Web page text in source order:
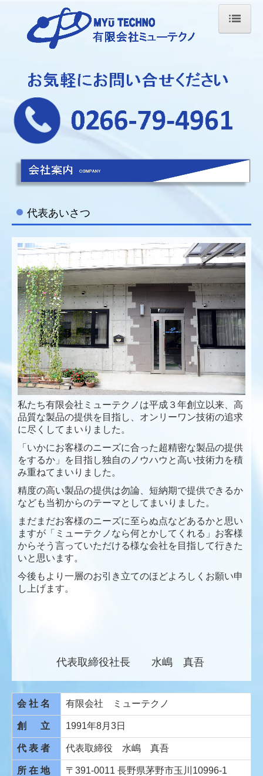
ホーム
製品紹介
設備紹介
品質へのこだわり
会社案内
お問合せ
代表あいさつ
私たち有限会社ミューテクノは平成３年創立以来、高
品質な製品の提供を目指し、オンリーワン技術の追求
に尽くしてまいりました。
「いかにお客様のニーズに合った超精密な製品の提供
をするか」を目指し独自のノウハウと高い技術力を積
み重ねてまいりました。
精度の高い製品の提供は勿論、短納期で提供できるか
なども当初からのテーマとしてまいりました。
まだまだお客様のニーズに至らぬ点などあるかと思い
ますが「ミューテクノなら何とかしてくれる」お客様
からそう言っていただける様な会社を目指して行きた
いと思います。
今後もより一層のお引き立てのほどよろしくお願い申
し上げます。
代表取締役社長 水嶋 真吾
会 社 名 有限会社 ミューテクノ
創 立 1991年8月3日
代 表 者 代表取締役 水嶋 真吾
所 在 地 〒391-0011 長野県茅野市玉川10996-1